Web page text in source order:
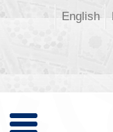
English